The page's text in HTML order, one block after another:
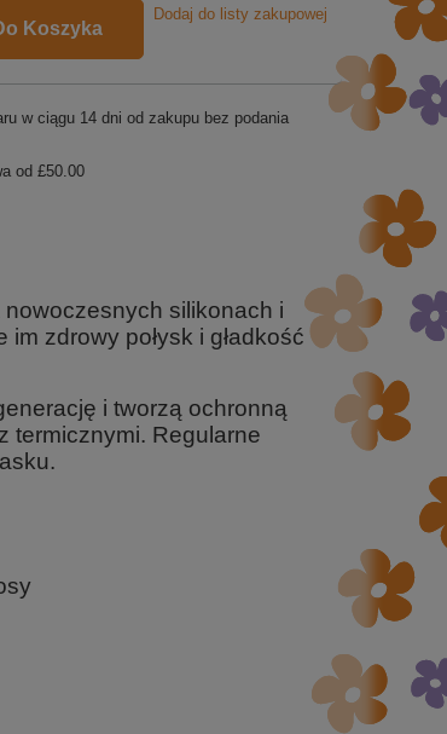
Koszyka
Dodaj do listy zakupowej
w ciągu 14 dni od zakupu bez podania
od £50.00
silikonach i
zdrowy połysk i gładkość
i tworzą ochronną
termicznymi. Regularne